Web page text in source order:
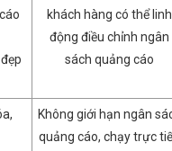
khách hàng có thể linh
động điều chỉnh ngân
sách quảng cáo
Không giới hạn ngân
quảng cáo, chạy trực